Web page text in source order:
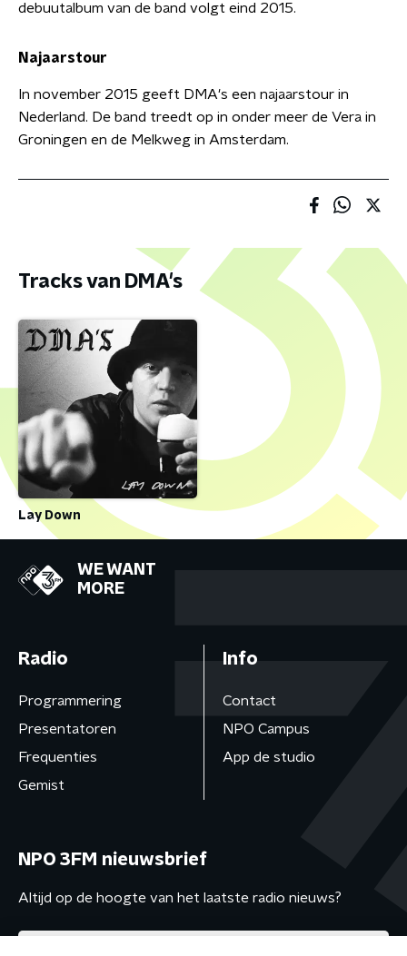
debuutalbum van de band volgt eind 2015.
Najaarstour
In november 2015 geeft DMA's een najaarstour in
Nederland. De band treedt op in onder meer de Vera in
Groningen en de Melkweg in Amsterdam.
Tracks van DMA's
Lay Down
WE WANT
MORE
Radio
Programmering
Presentatoren
Frequenties
Gemist
Info
Contact
NPO Campus
App de studio
NPO 3FM nieuwsbrief
Altijd op de hoogte van het laatste radio nieuws?